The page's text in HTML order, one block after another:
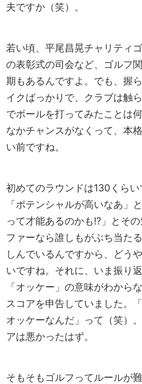
夫ですか（笑）。
若い頃、平尾昌晃チャリティ
の表彰式の司会など、ゴルフ
期もあるんですよ。でも、握
イクばっかりで、クラブは触
でボールを打ってみたことは
なかチャンスがなくって、本
い前ですね。
初めてのラウンドは130くら
「ポテンシャルが高いなあ」
って才能あるのかも!?」とそ
ファーなら誰しもがぶち当た
しんでいるんですから、どう
いですね。それに、いま振り
「オッケー」の意味がわから
スコアを申告していました。
オッケーなんだ」って（笑）
アは悪かったはず。
そもそもゴルフってルールが